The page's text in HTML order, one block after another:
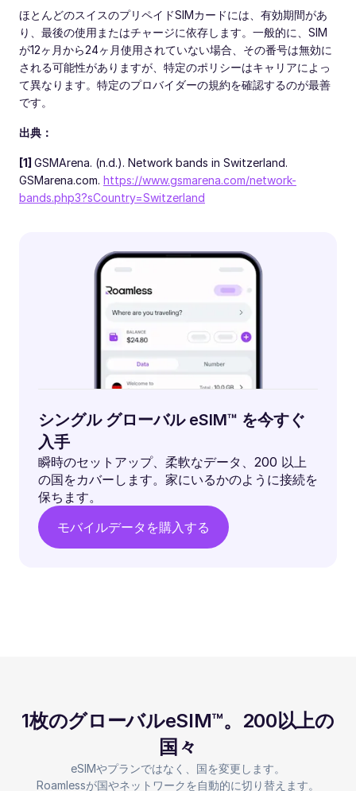
ほとんどのスイスのプリペイドSIMカードには、有効期間があ
り、最後の使用またはチャージに依存します。一般的に、SIM
が12ヶ月から24ヶ月使用されていない場合、その番号は無効に
される可能性がありますが、特定のポリシーはキャリアによっ
て異なります。特定のプロバイダーの規約を確認するのが最善
です。
出典：
[1] GSMArena. (n.d.). Network bands in Switzerland.
GSMarena.com. https://www.gsmarena.com/network-
bands.php3?sCountry=Switzerland
シングル グローバル eSIM™ を今すぐ
入手
瞬時のセットアップ、柔軟なデータ、200 以上
の国をカバーします。家にいるかのように接続を
保ちます。
モバイルデータを購入する
1枚のグローバルeSIM™。200以上の
国々
eSIMやプランではなく、国を変更します。
Roamlessが国やネットワークを自動的に切り替えます。